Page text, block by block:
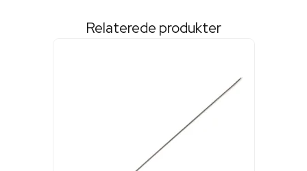
Relaterede produkter